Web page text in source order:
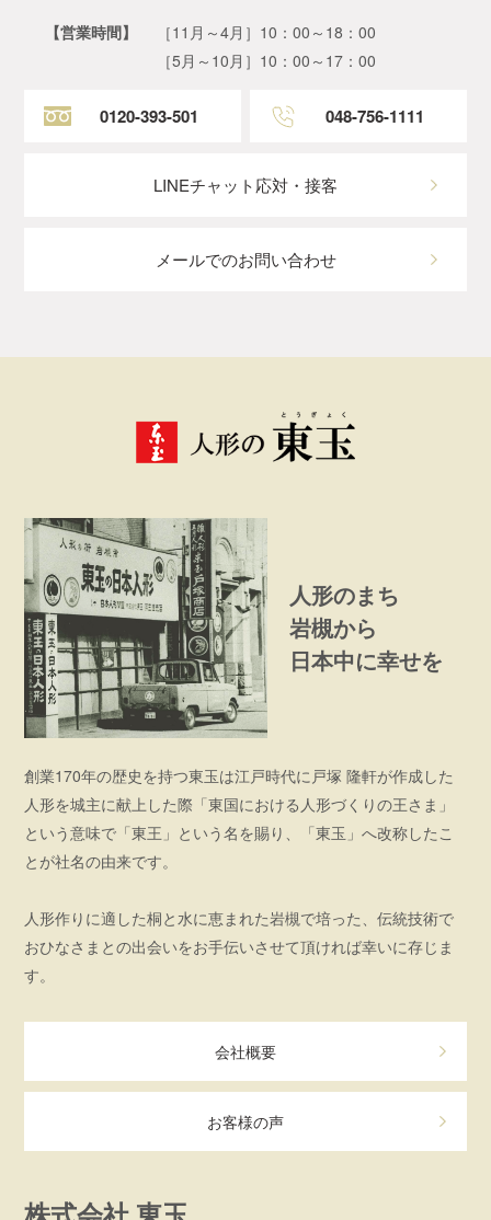
【営業時間】
［11月～4月］10：00～18：00
［5月～10月］10：00～17：00
0120-393-501 048-756-1111
LINEチャット応対・接客
メールでのお問い合わせ
人形のまち
岩槻から
日本中に幸せを
創業170年の歴史を持つ東玉は江戸時代に戸塚 隆軒が作成した
人形を城主に献上した際「東国における人形づくりの王さま」
という意味で「東王」という名を賜り、「東玉」へ改称したこ
とが社名の由来です。
人形作りに適した桐と水に恵まれた岩槻で培った、伝統技術で
おひなさまとの出会いをお手伝いさせて頂ければ幸いに存じま
す。
会社概要
お客様の声